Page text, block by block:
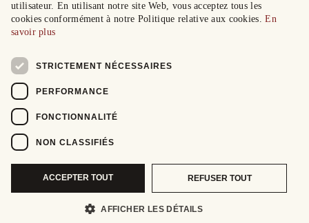
utilisateur. En utilisant notre site Web, vous acceptez tous les
cookies conformément à notre Politique relative aux cookies.En
savoir plus
STRICTEMENT NÉCESSAIRES
PERFORMANCE
FONCTIONNALITÉ
NON CLASSIFIÉS
ACCEPTER TOUT REFUSER TOUT
AFFICHER LES DÉTAILS